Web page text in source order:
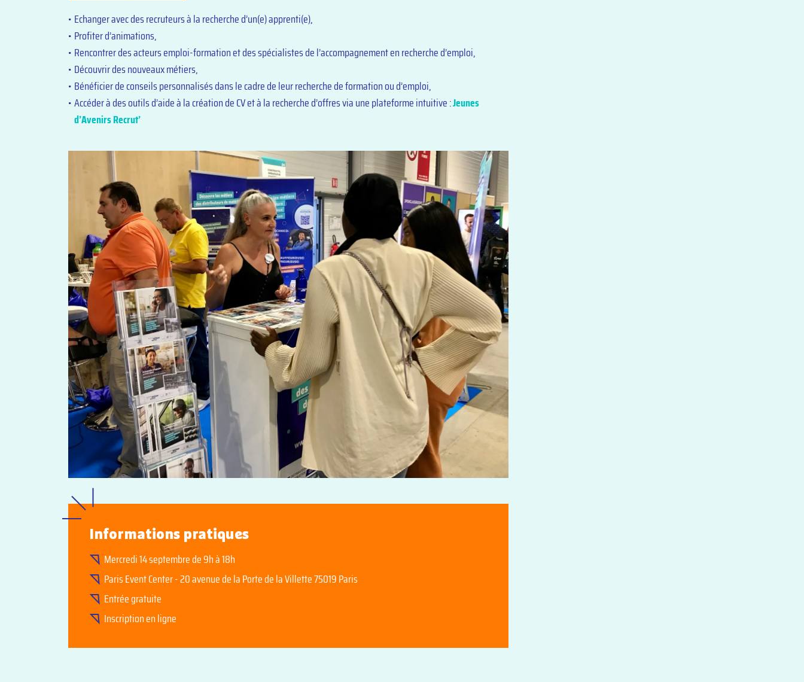
Echanger avec des recruteurs à la recherche d’un(e) apprenti(e),
Profiter d’animations,
Rencontrer des acteurs emploi-formation et des spécialistes de l’accompagnement en recherche d’emploi,
Découvrir des nouveaux métiers,
Bénéficier de conseils personnalisés dans le cadre de leur recherche de formation ou d’emploi,
Accéder à des outils d’aide à la création de CV et à la recherche d’offres via une plateforme intuitive :Jeunes
d’Avenirs Recrut’
Informations pratiques
Mercredi 14 septembre de 9h à 18h
Paris Event Center - 20 avenue de la Porte de la Villette 75019 Paris
Entrée gratuite
Inscription en ligne